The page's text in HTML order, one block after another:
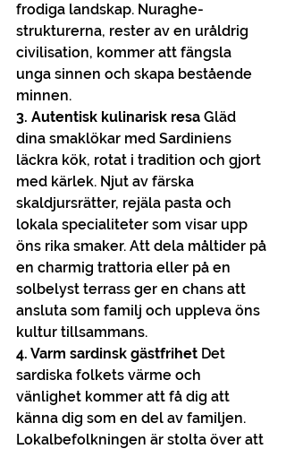
frodiga landskap. Nuraghe-
strukturerna, rester av en uråldrig
civilisation, kommer att fängsla
unga sinnen och skapa bestående
minnen.
3. Autentisk kulinarisk resa Gläd
dina smaklökar med Sardiniens
läckra kök, rotat i tradition och gjort
med kärlek. Njut av färska
skaldjursrätter, rejäla pasta och
lokala specialiteter som visar upp
öns rika smaker. Att dela måltider på
en charmig trattoria eller på en
solbelyst terrass ger en chans att
ansluta som familj och uppleva öns
kultur tillsammans.
4. Varm sardinsk gästfrihet Det
sardiska folkets värme och
vänlighet kommer att få dig att
känna dig som en del av familjen.
Lokalbefolkningen är stolta över att